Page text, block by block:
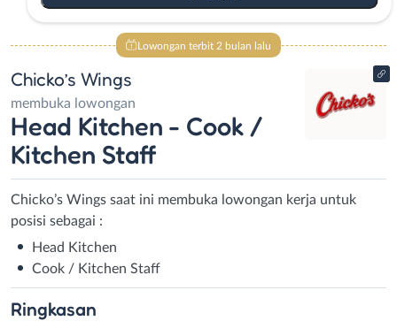
Lowongan terbit 2 bulan lalu
Chicko’s Wings
membuka lowongan
Head Kitchen - Cook /
Kitchen Staff
Chicko’s Wings saat ini membuka lowongan kerja untuk
posisi sebagai :
Head Kitchen
Cook / Kitchen Staff
Ringkasan